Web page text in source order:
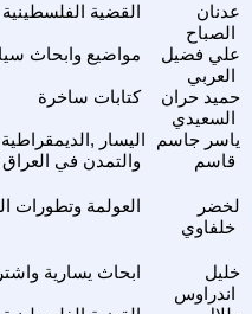
القضية الفلسطينية
عدنان
الصباح
مواضيع وابحاث
علي فضيل
العربي
كتابات ساخرة
حميد حران
السعيدي
اليسار
والتمدن في العراق
ياسر جاسم
قاسم
العولمة وتطورات
لخضر
خلفاوي
ابحاث يسارية
خليل
اندراوس